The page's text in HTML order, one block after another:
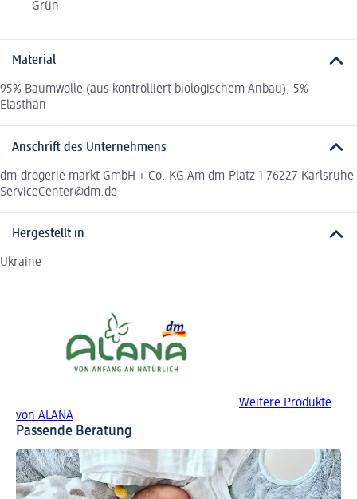
Grün
Material
95% Baumwolle (aus kontrolliert biologischem Anbau), 5%
Elasthan
Anschrift des Unternehmens
dm-drogerie markt GmbH + Co. KG Am dm-Platz 1 76227 Karlsruhe
ServiceCenter@dm.de
Hergestellt in
Ukraine
Weitere Produkte
von ALANA
Passende Beratung